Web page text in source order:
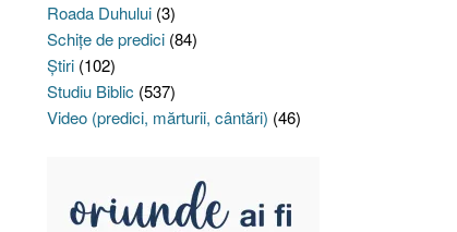
Roada Duhului(3)
Schiţe de predici(84)
Ştiri(102)
Studiu Biblic (537)
Video (predici, mărturii, cântări) (46)